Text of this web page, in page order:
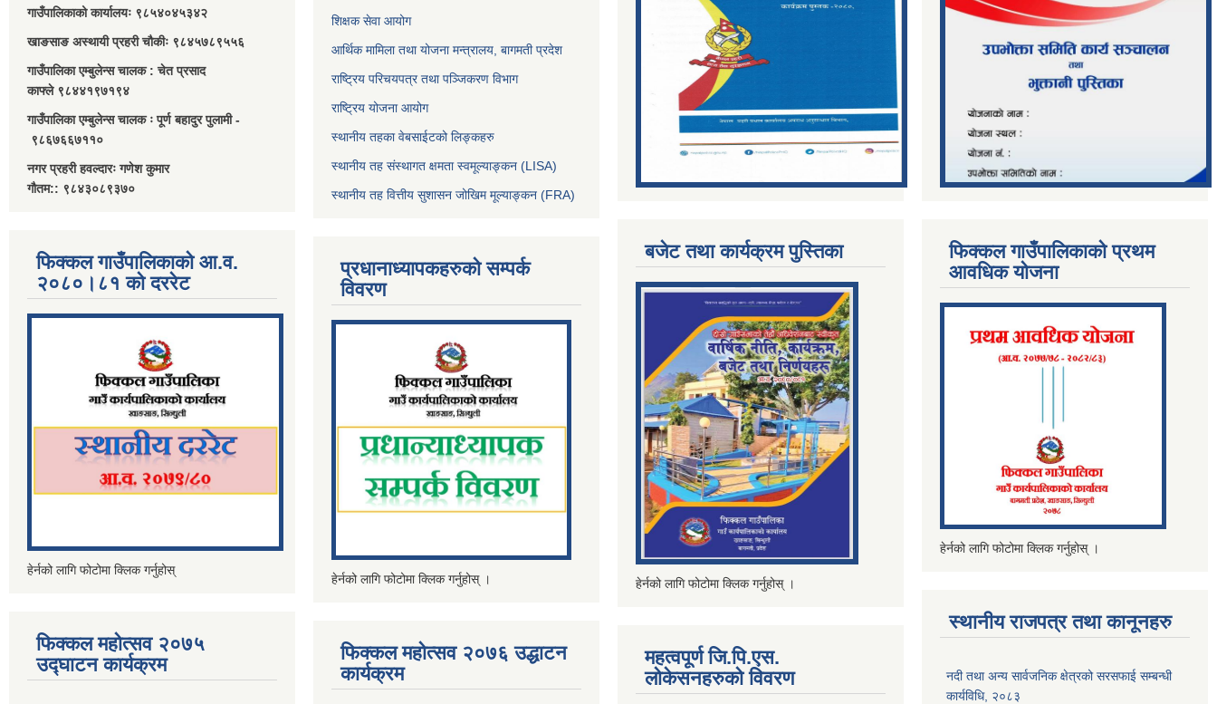
गाउँपालिकाको कार्यालयः ९८५४०४५३४२
खाङसाङ अस्थायी प्रहरी चौकीः ९८४५७८९५५६
गाउँपालिका एम्बुलेन्स चालक : चेत प्रसाद
काफ्ले ९८४४१९७१९४
गाउँपालिका एम्बुलेन्स चालक ः पूर्ण बहादुर पुलामी -
९८६७६६७११०
नगर प्रहरी हवल्दारः गणेश कुमार
गौतम:: ९८४३०८९३७०
फिक्कल गाउँपालिकाको आ.व.
२०८०।८१ को दररेट
हेर्नको लागि फोटोमा क्लिक गर्नुहोस्
फिक्कल महोत्सव २०७५
उद्घाटन कार्यक्रम
शिक्षक सेवा आयोग
आर्थिक मामिला तथा योजना मन्त्रालय, बागमती प्रदेश
राष्ट्रिय परिचयपत्र तथा पञ्जिकरण विभाग
राष्ट्रिय योजना आयोग
स्थानीय तहका वेबसाईटको लिङ्कहरु
स्थानीय तह संस्थागत क्षमता स्वमूल्याङ्कन (LISA)
स्थानीय तह वित्तीय सुशासन जोखिम मूल्याङ्कन (FRA)
प्रधानाध्यापकहरुको सम्पर्क
विवरण
हेर्नको लागि फोटोमा क्लिक गर्नुहोस् ।
फिक्कल महोत्सव २०७६ उद्धाटन
कार्यक्रम
बजेट तथा कार्यक्रम पुस्तिका
हेर्नको लागि फोटोमा क्लिक गर्नुहोस् ।
महत्वपूर्ण जि.पि.एस.
लोकेसनहरुको विवरण
फिक्कल गाउँपालिकाको प्रथम
आवधिक योजना
हेर्नको लागि फोटोमा क्लिक गर्नुहोस् ।
स्थानीय राजपत्र तथा कानूनहरु
नदी तथा अन्य सार्वजनिक क्षेत्रको सरसफाई सम्बन्धी
कार्यविधि, २०८३